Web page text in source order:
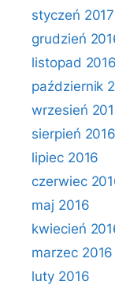
styczeń 2017
grudzień
listopad 2016
październik
wrzesień
sierpień 2016
lipiec 2016
czerwiec
maj 2016
kwiecień
marzec 2016
luty 2016